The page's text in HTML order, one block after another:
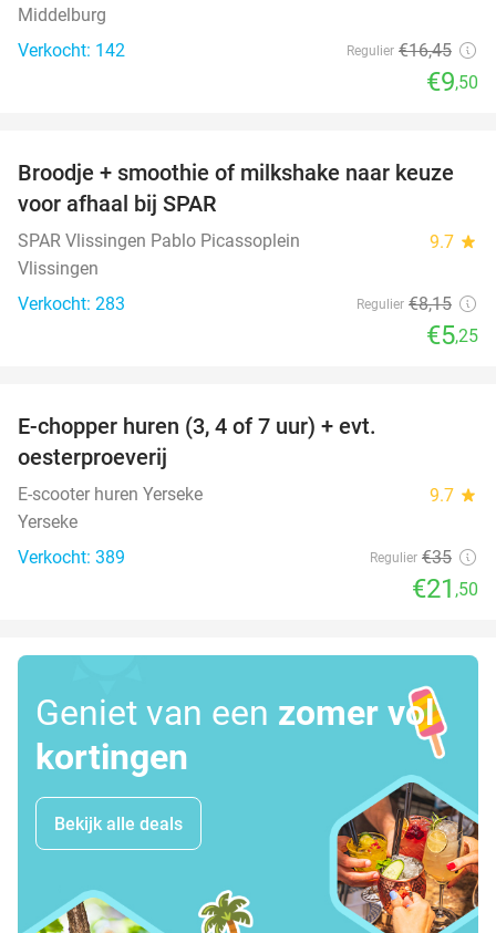
Middelburg
Verkocht: 142
Regulier €16,45
€9,50
36%
Broodje + smoothie of milkshake naar keuze
voor afhaal bij SPAR
SPAR Vlissingen Pablo Picassoplein 9.7 star
Vlissingen
Verkocht: 283
Regulier €8,15
€5,25
E-chopper huren (3, 4 of 7 uur) + evt.
oesterproeverij
E-scooter huren Yerseke 9.7 star
Yerseke
Verkocht: 389
Regulier €35
€21 ,50
Geniet van een zomer vol
kortingen
Bekijk alle deals